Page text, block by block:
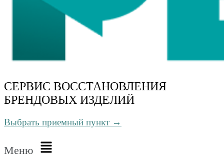
СЕРВИС ВОССТАНОВЛЕНИЯ
БРЕНДОВЫХ ИЗДЕЛИЙ
Выбрать приемный пункт →
Меню